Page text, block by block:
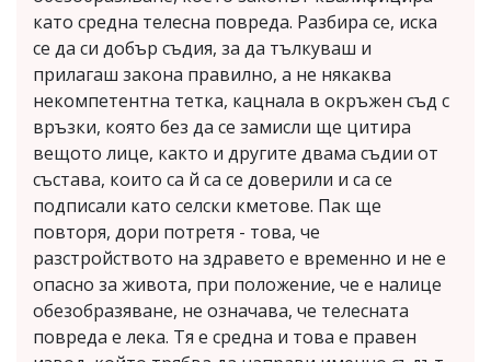
като средна телесна повреда. Разбира се, иска
се да си добър съдия, за да тълкуваш и
прилагаш закона правилно, а не някаква
некомпетентна тетка, кацнала в окръжен съд с
връзки, която без да се замисли ще цитира
вещото лице, както и другите двама съдии от
състава, които са й са се доверили и са се
подписали като селски кметове. Пак ще
повторя, дори потретя - това, че
разстройството на здравето е временно и не е
опасно за живота, при положение, че е налице
обезобразяване, не означава, че телесната
повреда е лека. Тя е средна и това е правен